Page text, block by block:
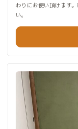
わりにお使い頂けます
い。